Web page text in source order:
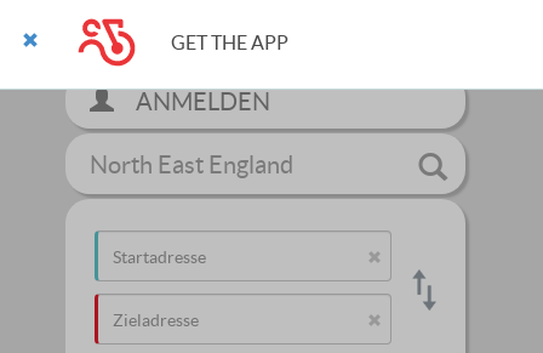
ANMELDEN
North East England
GET THE APP